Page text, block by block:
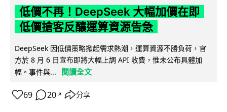
低價不再！DeepSeek 大幅加價在即
低價搶客反釀運算資源告急
DeepSeek 因低價策略掀起需求熱潮，運算資源不勝負荷，官
方於 8 月 6 日宣布即將大幅上調 API 收費，惟未公布具體加
幅。事件與...
閱讀全文
69 20 ↗ 分享